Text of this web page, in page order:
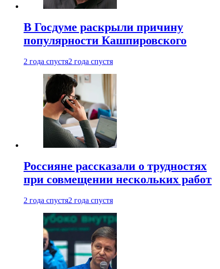
В Госдуме раскрыли причину
популярности Кашпировского
2 года спустя2 года спустя
Россияне рассказали о трудностях
при совмещении нескольких работ
2 года спустя2 года спустя